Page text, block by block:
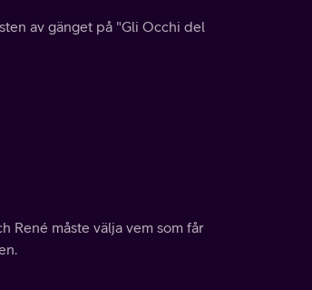
av gänget på "Gli Occhi del
René måste välja vem som får